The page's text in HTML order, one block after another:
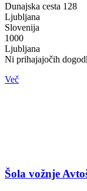
Dunajska cesta 128
Ljubljana
Slovenija
1000
Ljubljana
Ni prihajajočih
Več
Šola vožnje